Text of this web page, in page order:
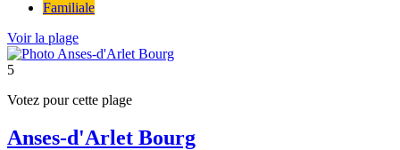
Familiale
Voir la plage
5
Votez pour cette plage
Anses-d'Arlet Bourg